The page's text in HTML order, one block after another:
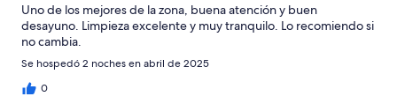
Uno de los mejores de la zona, buena atención y buen
desayuno. Limpieza excelente y muy tranquilo. Lo recomiendo si
no cambia.
Se hospedó 2 noches en abril de 2025
0